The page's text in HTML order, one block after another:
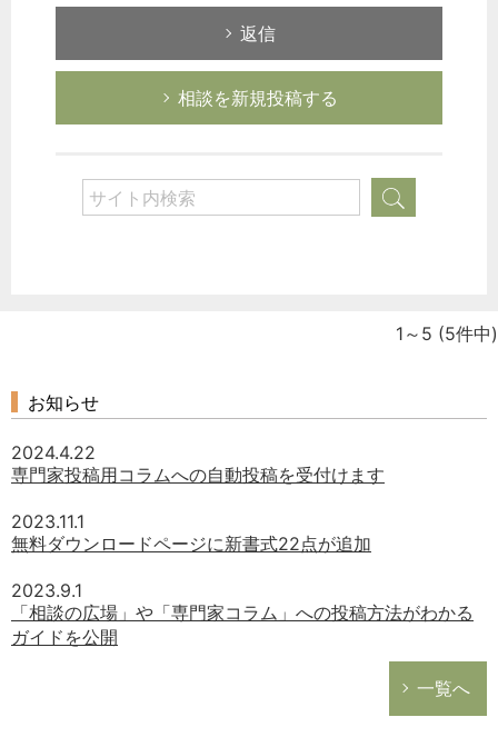
返信
相談を新規投稿する
選択してください
労務管理
税務経理
経営の知恵
1～5 (5件中)
お知らせ
2024.4.22
専門家投稿用コラムへの自動投稿を受付けます
2023.11.1
無料ダウンロードページに新書式22点が追加
2023.9.1
「相談の広場」や「専門家コラム」への投稿方法がわかる
ガイドを公開
一覧へ